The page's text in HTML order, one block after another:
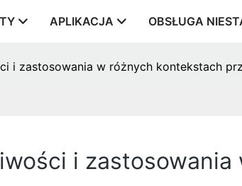
APLIKACJA OBSŁUGA
i zastosowania w różnych kontekstach
i